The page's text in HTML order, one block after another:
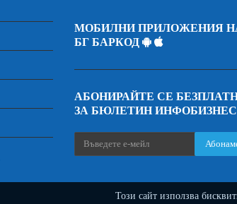
Този сайт използва
МОБИЛНИ ПРИЛОЖЕНИЯ
БГ БАРКОД
АБОНИРАЙТЕ СЕ
ЗА БЮЛЕТИН ИНФОБИЗНЕС